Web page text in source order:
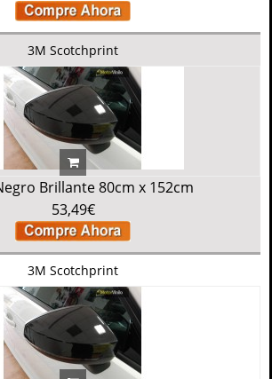
3M Scotchprint
Brillante 80cm x 152cm
53,49€
3M Scotchprint